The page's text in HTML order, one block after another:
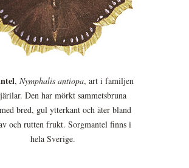
, Nymphalis antiopa, art i familjen
Den har mörkt sammetsbruna
bred, gul ytterkant och äter bland
och rutten frukt. Sorgmantel finns i
hela Sverige.